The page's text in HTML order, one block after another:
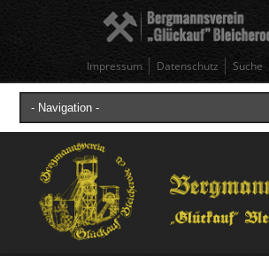
Impressum Datenschutz Suche